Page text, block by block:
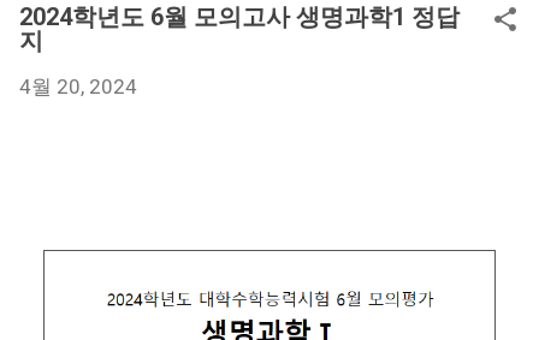
2024학년도 6월 모의고사 생명과학1 정답
지
4월 20, 2024